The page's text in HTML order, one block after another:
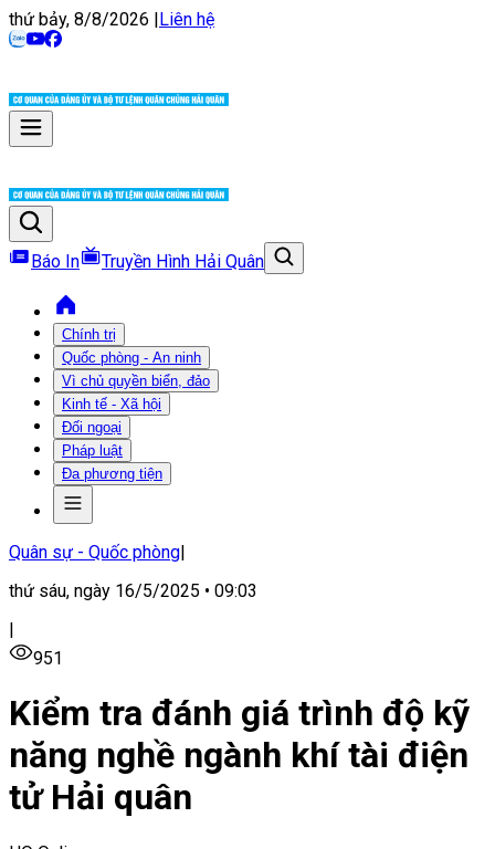
thứ bảy, 8/8/2026 |Liên hệ
Báo In Truyền Hình Hải Quân
Chính trị
Quốc phòng - An ninh
Vì chủ quyền biển, đảo
Kinh tế - Xã hội
Đối ngoại
Pháp luật
Đa phương tiện
Quân sự - Quốc phòng|
thứ sáu, ngày 16/5/2025 • 09:03
|
951
Kiểm tra đánh giá trình độ kỹ
năng nghề ngành khí tài điện
tử Hải quân